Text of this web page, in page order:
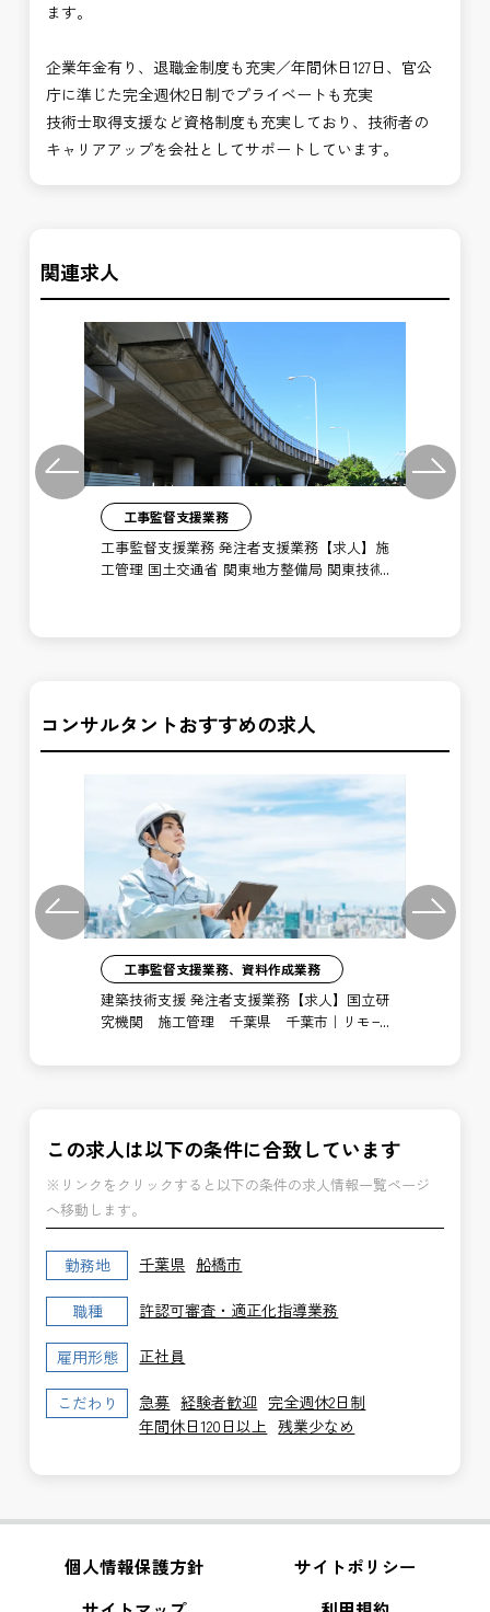
ます。
企業年金有り、退職金制度も充実／年間休日127日、官公
庁に準じた完全週休2日制でプライベートも充実
技術士取得支援など資格制度も充実しており、技術者の
キャリアアップを会社としてサポートしています。
関連求人
Previous
工事監督支援業務
工事監督支援業務 発注者支援業務【求人】施
工管理 国土交通省 関東地方整備局 関東技術
Next
コンサルタントおすすめの求人
Previous
工事監督支援業務、資料作成業務
建築技術支援 発注者支援業務【求人】国立研
究機関 施工管理 千葉県 千葉市｜リモー
Next
この求人は以下の条件に合致しています
※リンクをクリックすると以下の条件の求人情報一覧ページ
へ移動します。
勤務地 千葉県 船橋市
職種 許認可審査・適正化指導業務
雇用形態 正社員
こだわり 急募 経験者歓迎 完全週休2日制
年間休日120日以上 残業少なめ
個人情報保護方針
サイトポリシー